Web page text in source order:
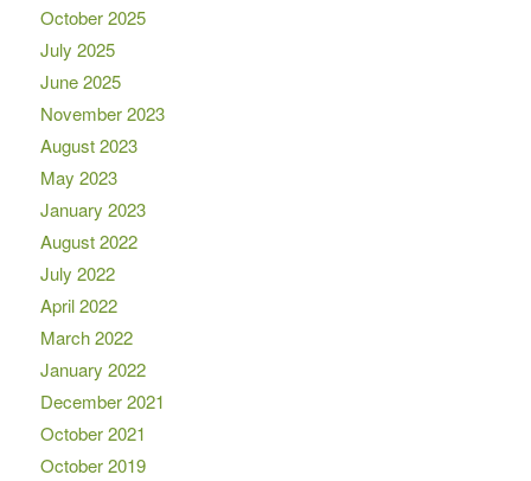
October 2025
July 2025
June 2025
November 2023
August 2023
May 2023
January 2023
August 2022
July 2022
April 2022
March 2022
January 2022
December 2021
October 2021
October 2019